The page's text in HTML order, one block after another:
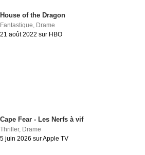
House of the Dragon
Fantastique, Drame
21 août 2022 sur HBO
Cape Fear - Les Nerfs à vif
Thriller, Drame
5 juin 2026 sur Apple TV